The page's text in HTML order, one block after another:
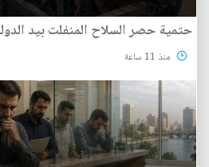
حتمية حصر السلاح المنفلت بيد
منذ 11 ساعة